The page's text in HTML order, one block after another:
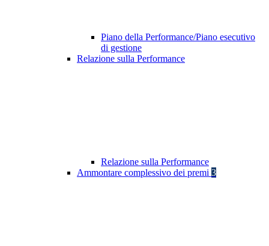
Piano della Performance/Piano esecutivo
di gestione
Relazione sulla Performance
Relazione sulla Performance
Ammontare complessivo dei premi 3